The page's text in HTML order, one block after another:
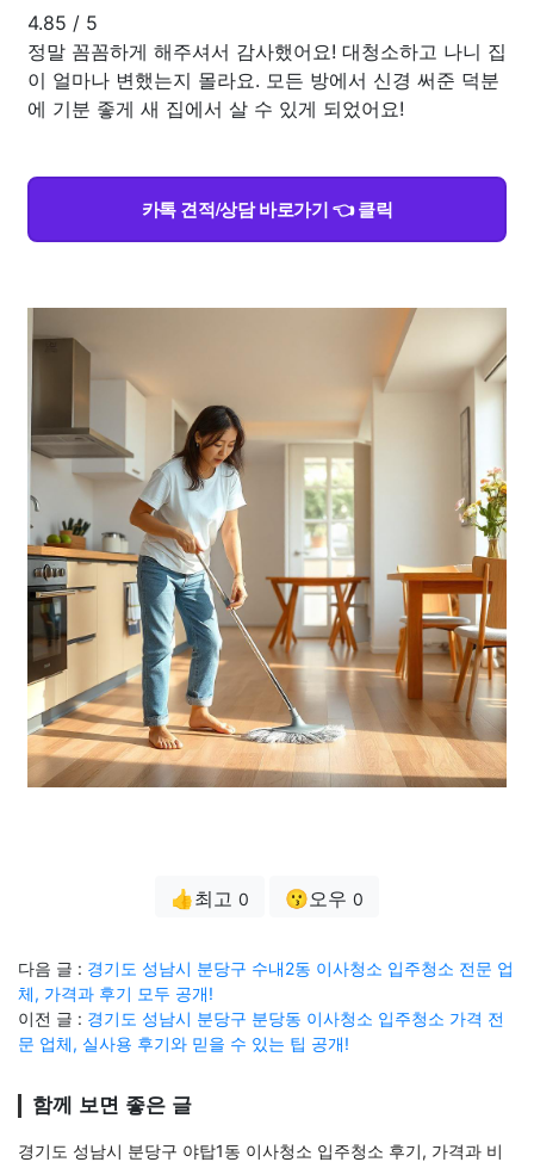
4.85 / 5
정말 꼼꼼하게 해주셔서 감사했어요! 대청소하고 나니 집
이 얼마나 변했는지 몰라요. 모든 방에서 신경 써준 덕분
에 기분 좋게 새 집에서 살 수 있게 되었어요!
카톡 견적/상담 바로가기 👈 클릭
👍최고 0 😗오우 0
다음 글 : 경기도 성남시 분당구 수내2동 이사청소 입주청소 전문 업
체, 가격과 후기 모두 공개!
이전 글 : 경기도 성남시 분당구 분당동 이사청소 입주청소 가격 전
문 업체, 실사용 후기와 믿을 수 있는 팁 공개!
함께 보면 좋은 글
경기도 성남시 분당구 야탑1동 이사청소 입주청소 후기, 가격과 비